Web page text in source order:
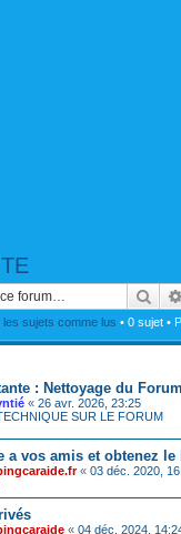
les sujets comme lus • 0 sujet •
: Nettoyage du Forum
« 26 avr. 2026, 23:25
SUR LE FORUM
a vos amis et obtenez le
« 03 déc. 2020,
« 04 déc. 2024,